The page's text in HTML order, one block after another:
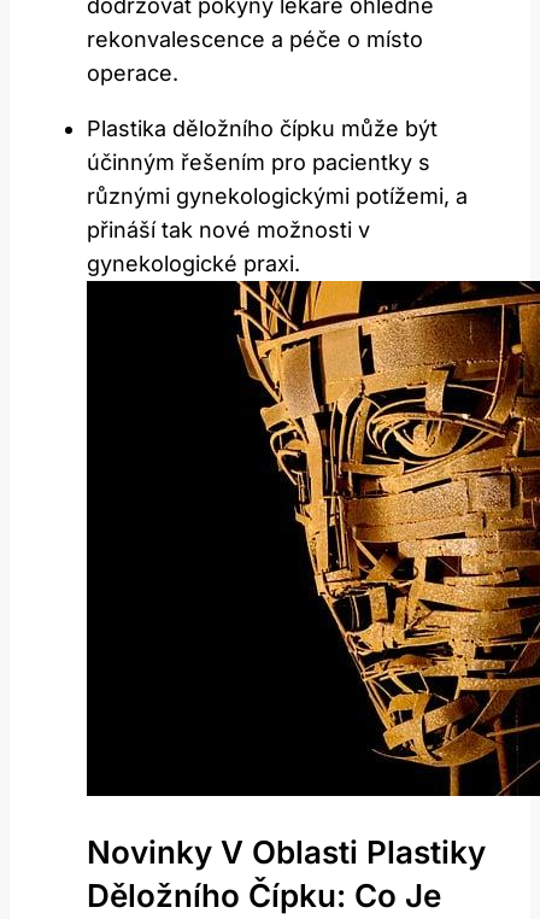
dodržovat pokyny lékaře ohledně
rekonvalescence a péče o místo
operace.
Plastika děložního čípku může být
účinným řešením pro pacientky s
různými gynekologickými potížemi, a
přináší tak nové možnosti v
gynekologické praxi.
Novinky V Oblasti Plastiky
Děložního Čípku: Co Je